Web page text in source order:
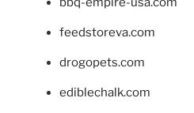
feedstoreva.com
drogopets.com
ediblechalk.com